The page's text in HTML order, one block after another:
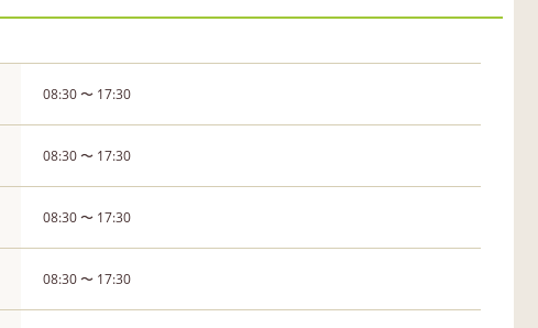
08:30 〜 17:30
08:30 〜 17:30
08:30 〜 17:30
08:30 〜 17:30